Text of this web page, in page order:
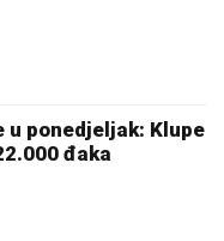
u ponedjeljak: Klupe
đaka